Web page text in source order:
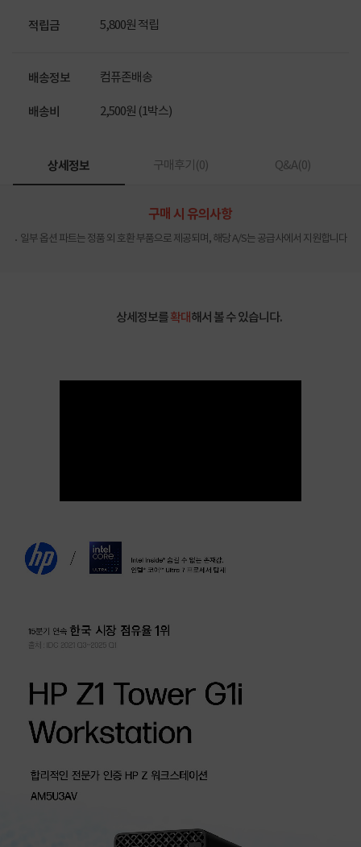
적립금 5,800원 적립
배송정보 컴퓨존배송
배송비 2,500원 (1박스)
상세정보 구매후기(0) Q&A(0)
구매 시 유의사항
일부 옵션 파트는 정품 외 호환 부품으로 제공되며, 해당 A/S는 공급사에서 지원합니다
상세정보를확대해서 볼 수 있습니다.